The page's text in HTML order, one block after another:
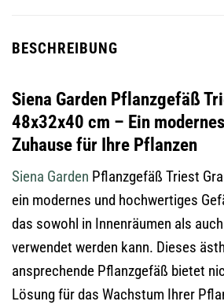
BESCHREIBUNG
Siena Garden Pflanzgefäß
48x32x40 cm – Ein
Zuhause für Ihre Pflanzen
Siena Garden Pflanzgefäß Triest
ein modernes und hochwertiges
das sowohl in Innenräumen als
verwendet werden kann. Dieses
ansprechende Pflanzgefäß bietet
Lösung für das Wachstum Ihrer